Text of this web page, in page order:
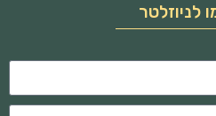
לניוזלטר